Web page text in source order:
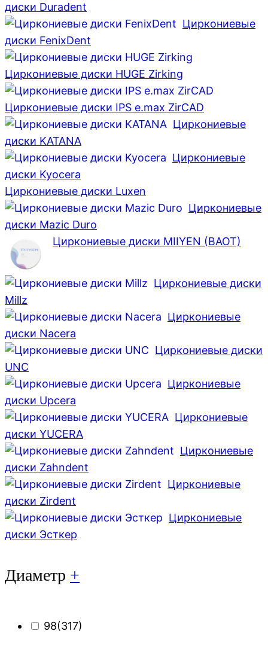
диски Duradent
Циркониевые
диски FenixDent
Циркониевые диски HUGE Zirking
Циркониевые диски IPS e.max ZirCAD
Циркониевые
диски KATANA
Циркониевые
диски Kyocera
Циркониевые диски Luxen
Циркониевые
диски Mazic Duro
Циркониевые диски MIIYEN (BAOT)
Циркониевые диски
Millz
Циркониевые
диски Nacera
Циркониевые диски
UNC
Циркониевые
диски Upcera
Циркониевые
диски YUCERA
Циркониевые
диски Zahndent
Циркониевые
диски Zirdent
Циркониевые
диски Эсткер
Диаметр +
98(317)